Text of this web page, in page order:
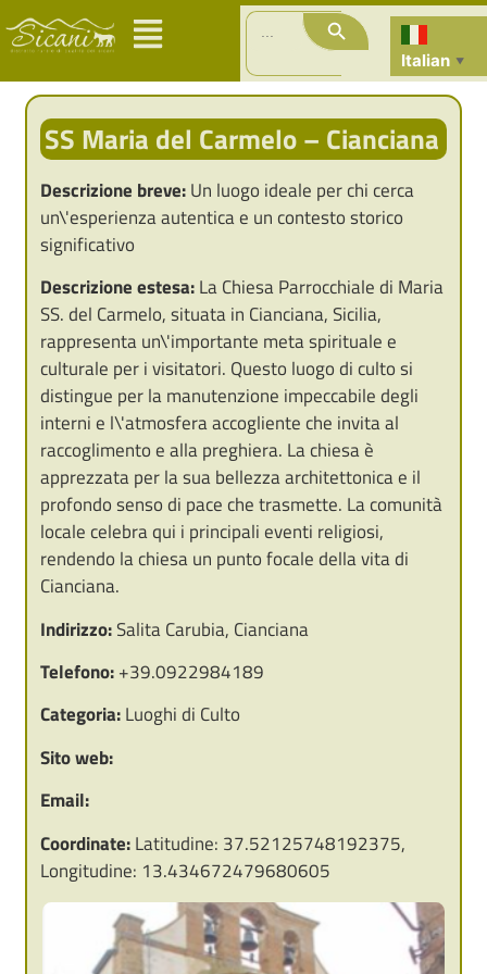
Search
for:
Search Button
Italian ▼
SS Maria del Carmelo – Cianciana
Descrizione breve:Un luogo ideale per chi cerca
un\'esperienza autentica e un contesto storico
significativo
Descrizione estesa:La Chiesa Parrocchiale di Maria
SS. del Carmelo, situata in Cianciana, Sicilia,
rappresenta un\'importante meta spirituale e
culturale per i visitatori. Questo luogo di culto si
distingue per la manutenzione impeccabile degli
interni e l\'atmosfera accogliente che invita al
raccoglimento e alla preghiera. La chiesa è
apprezzata per la sua bellezza architettonica e il
profondo senso di pace che trasmette. La comunità
locale celebra qui i principali eventi religiosi,
rendendo la chiesa un punto focale della vita di
Cianciana.
Indirizzo:Salita Carubia, Cianciana
Telefono:+39.0922984189
Categoria:Luoghi di Culto
Sito web:
Email:
Coordinate:Latitudine: 37.52125748192375,
Longitudine: 13.434672479680605